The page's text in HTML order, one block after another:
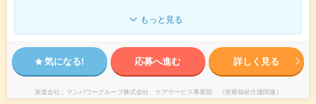
もっと見る
気になる! 応募へ進む 詳しく見る
派遣会社 マンパワーグループ株式会社 ケアサービス事業部 （医療福祉介護関連）